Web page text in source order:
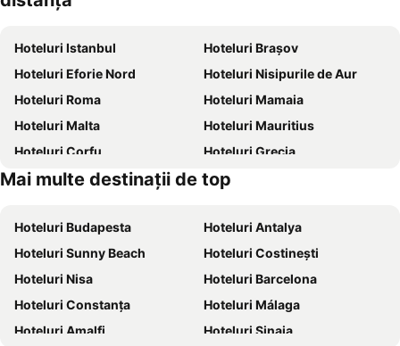
Hoteluri Istanbul
Hoteluri Brașov
Hoteluri Eforie Nord
Hoteluri Nisipurile de Aur
Hoteluri Roma
Hoteluri Mamaia
Hoteluri Malta
Hoteluri Mauritius
Hoteluri Corfu
Hoteluri Grecia
Hoteluri Thassos
Hoteluri Chalkidiki
Mai multe destinații de top
Hoteluri Budapesta
Hoteluri Antalya
Hoteluri Sunny Beach
Hoteluri Costinești
Hoteluri Nisa
Hoteluri Barcelona
Hoteluri Constanța
Hoteluri Málaga
Hoteluri Amalfi
Hoteluri Sinaia